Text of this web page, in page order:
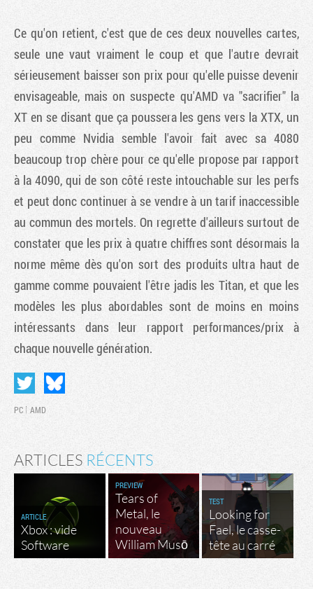
Ce qu'on retient, c'est que de ces deux nouvelles cartes,
seule une vaut vraiment le coup et que l'autre devrait
sérieusement baisser son prix pour qu'elle puisse devenir
envisageable, mais on suspecte qu'AMD va "sacrifier" la
XT en se disant que ça poussera les gens vers la XTX, un
peu comme Nvidia semble l'avoir fait avec sa 4080
beaucoup trop chère pour ce qu'elle propose par rapport
à la 4090, qui de son côté reste intouchable sur les perfs
et peut donc continuer à se vendre à un tarif inaccessible
au commun des mortels. On regrette d'ailleurs surtout de
constater que les prix à quatre chiffres sont désormais la
norme même dès qu'on sort des produits ultra haut de
gamme comme pouvaient l'être jadis les Titan, et que les
modèles les plus abordables sont de moins en moins
intéressants dans leur rapport performances/prix à
chaque nouvelle génération.
PC AMD
ARTICLES RÉCENTS
ARTICLE
Xbox : vide
Software
PREVIEW
Tears of
Metal, le
nouveau
William Musō
TEST
Looking for
Fael, le casse-
tête au carré